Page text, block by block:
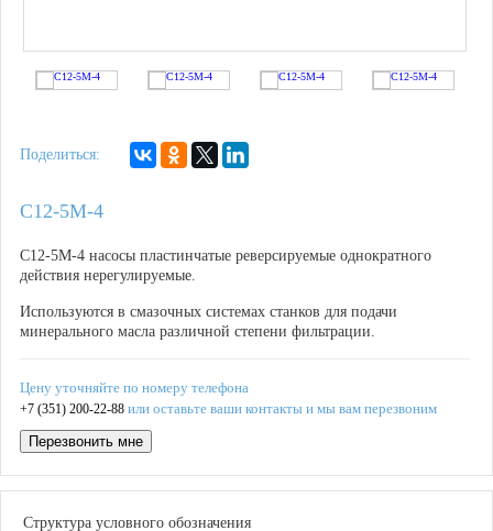
Поделиться:
С12-5М-4
С12-5М-4 насосы пластинчатые реверсируемые однократного
действия нерегулируемые.
Используются в смазочных системах станков для подачи
минерального масла различной степени фильтрации.
Цену уточняйте по номеру телефона
+7 (351) 200-22-88 или оставьте ваши контакты и мы вам перезвоним
Перезвонить мне
Структура условного обозначения